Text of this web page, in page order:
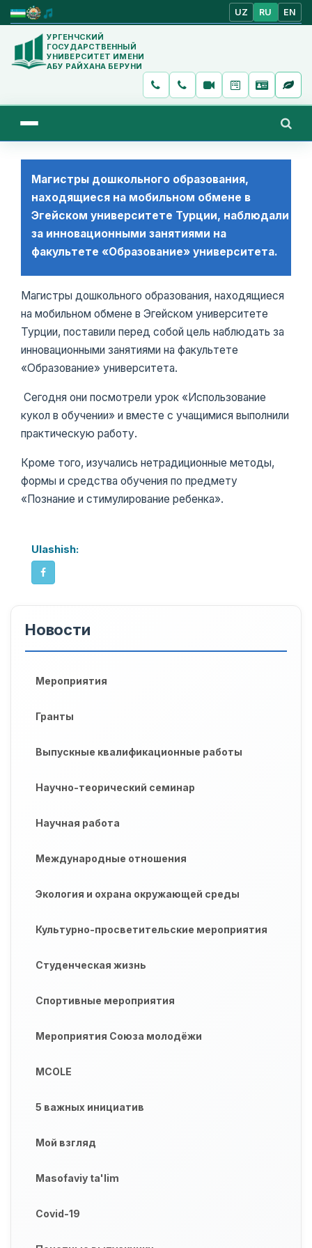
UZ RU EN
УРГЕНЧСКИЙ
ГОСУДАРСТВЕННЫЙ
УНИВЕРСИТЕТ ИМЕНИ
АБУ РАЙХАНА БЕРУНИ
Магистры дошкольного образования,
находящиеся на мобильном обмене в
Эгейском университете Турции, наблюдали
за инновационными занятиями на
факультете «Образование» университета.
Магистры дошкольного образования, находящиеся
на мобильном обмене в Эгейском университете
Турции, поставили перед собой цель наблюдать за
инновационными занятиями на факультете
«Образование» университета.
Сегодня они посмотрели урок «Использование
кукол в обучении» и вместе с учащимися выполнили
практическую работу.
Кроме того, изучались нетрадиционные методы,
формы и средства обучения по предмету
«Познание и стимулирование ребенка».
Ulashish:
Новости
Мероприятия
Гранты
Выпускные квалификационные работы
Научно-теорический семинар
Научная работа
Международные отношения
Экология и охрана окружающей среды
Культурно-просветительские мероприятия
Студенческая жизнь
Спортивные мероприятия
Мероприятия Союза молодёжи
MCOLE
5 важных инициатив
Мой взгляд
Masofaviy ta'lim
Covid-19